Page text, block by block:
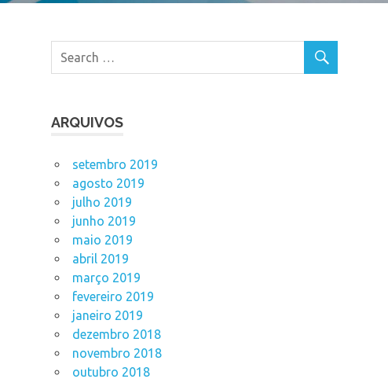
ARQUIVOS
setembro 2019
agosto 2019
julho 2019
junho 2019
maio 2019
abril 2019
março 2019
fevereiro 2019
janeiro 2019
dezembro 2018
novembro 2018
outubro 2018